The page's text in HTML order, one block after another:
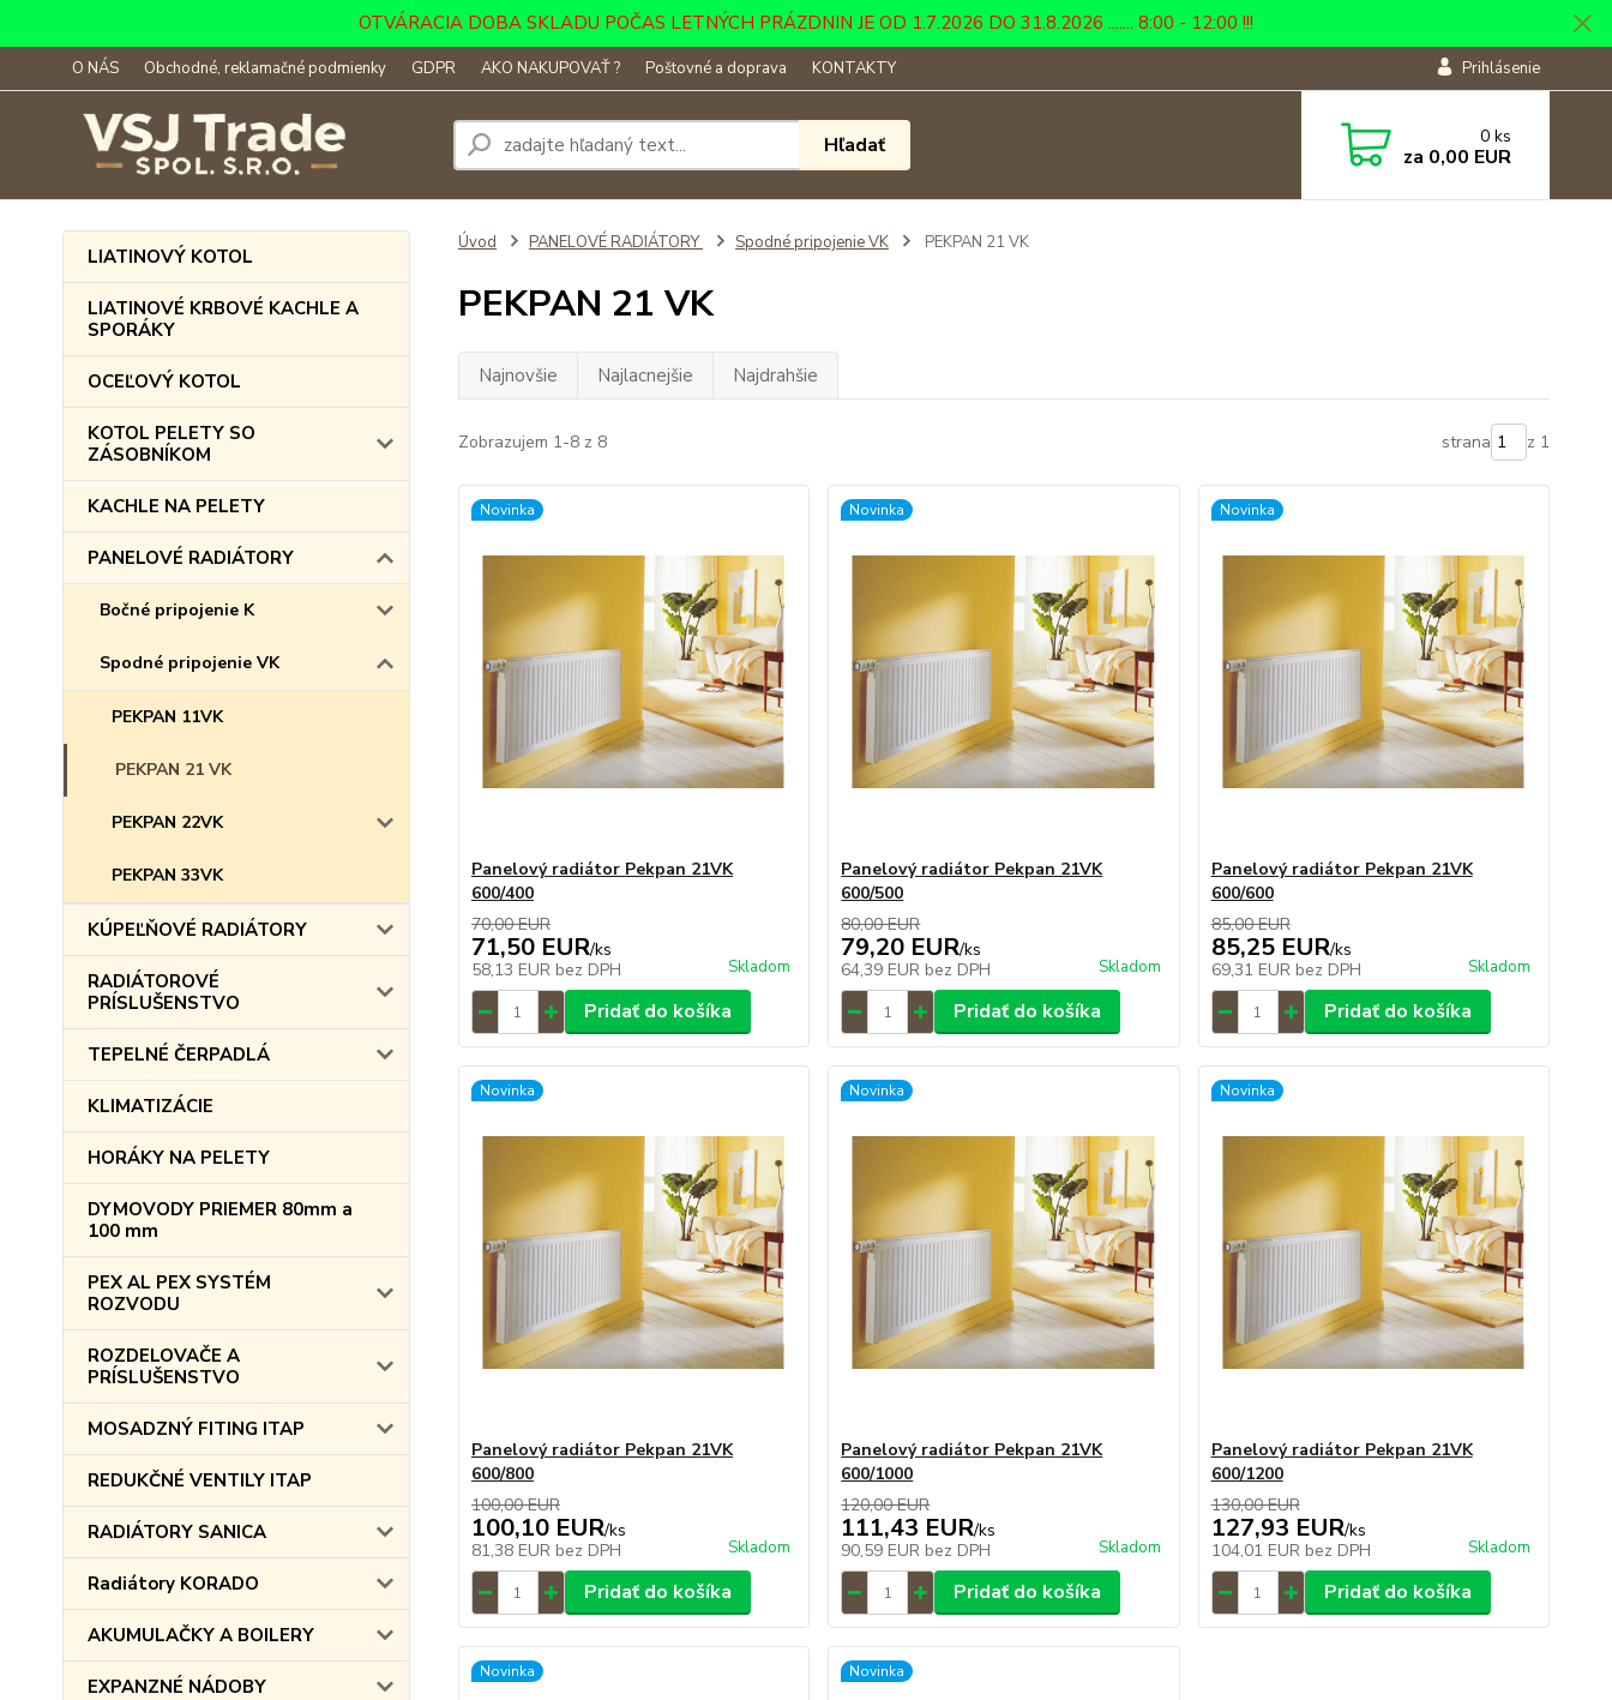
OTVÁRACIA DOBA SKLADU POČAS LETNÝCH PRÁZDNIN JE OD 1.7.2026 DO 31.8.2026 ....... 8:00 - 12:00 !!!
O NÁS Obchodné, reklamačné podmienky GDPR AKO NAKUPOVAŤ ? Poštovné a doprava KONTAKTY Prihlásenie
Hľadať 0 ks
za 0,00 EUR
LIATINOVÝ KOTOL
LIATINOVÉ KRBOVÉ KACHLE A
SPORÁKY
OCEĽOVÝ KOTOL
KOTOL PELETY SO
ZÁSOBNÍKOM
KACHLE NA PELETY
PANELOVÉ RADIÁTORY
Bočné pripojenie K
Spodné pripojenie VK
PEKPAN 11VK
PEKPAN 21 VK
PEKPAN 22VK
PEKPAN 33VK
KÚPEĽŇOVÉ RADIÁTORY
RADIÁTOROVÉ
PRÍSLUŠENSTVO
TEPELNÉ ČERPADLÁ
KLIMATIZÁCIE
HORÁKY NA PELETY
DYMOVODY PRIEMER 80mm a
100 mm
PEX AL PEX SYSTÉM
ROZVODU
ROZDELOVAČE A
PRÍSLUŠENSTVO
MOSADZNÝ FITING ITAP
REDUKČNÉ VENTILY ITAP
RADIÁTORY SANICA
Radiátory KORADO
AKUMULAČKY A BOILERY
EXPANZNÉ NÁDOBY
Úvod PANELOVÉ RADIÁTORY Spodné pripojenie VK PEKPAN 21 VK
PEKPAN 21 VK
Najnovšie Najlacnejšie Najdrahšie
Zobrazujem 1-8 z 8 strana z 1
Novinka
Panelový radiátor Pekpan 21VK
600/400
70,00 EUR
71,50 EUR/ks
58,13 EUR bez DPH Skladom
Pridať do košíka
Novinka
Panelový radiátor Pekpan 21VK
600/500
80,00 EUR
79,20 EUR/ks
64,39 EUR bez DPH Skladom
Pridať do košíka
Novinka
Panelový radiátor Pekpan 21VK
600/600
85,00 EUR
85,25 EUR/ks
69,31 EUR bez DPH Skladom
Pridať do košíka
Novinka
Panelový radiátor Pekpan 21VK
600/800
100,00 EUR
100,10 EUR/ks
81,38 EUR bez DPH Skladom
Pridať do košíka
Novinka
Panelový radiátor Pekpan 21VK
600/1000
120,00 EUR
111,43 EUR/ks
90,59 EUR bez DPH Skladom
Pridať do košíka
Novinka
Panelový radiátor Pekpan 21VK
600/1200
130,00 EUR
127,93 EUR/ks
104,01 EUR bez DPH Skladom
Pridať do košíka
Novinka Novinka